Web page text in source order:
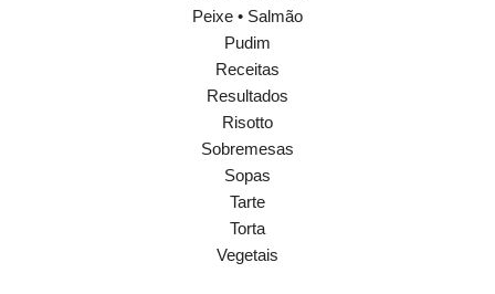
Peixe • Salmão
Pudim
Receitas
Resultados
Risotto
Sobremesas
Sopas
Tarte
Torta
Vegetais